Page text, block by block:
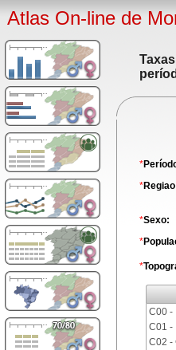
Atlas On-line de
*
*
*Sexo:
*
*
C00 -
C01 -
C02 -